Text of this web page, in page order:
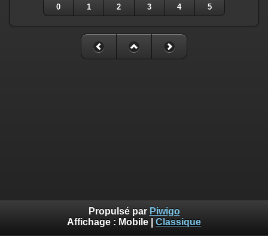
0 1 2 3 4 5
Propulsé par Piwigo
Affichage : Mobile Classique